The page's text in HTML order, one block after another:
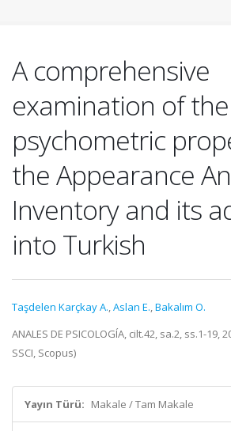
A comprehensive
examination of the
psychometric
the Appearance
Inventory and its
into Turkish
Taşdelen Karçkay A.,Aslan E.,Bakalım O.
ANALES DE PSICOLOGÍA, cilt.42, sa.2, ss.1-19,
SSCI, Scopus)
Yayın Türü: Makale / Tam Makale